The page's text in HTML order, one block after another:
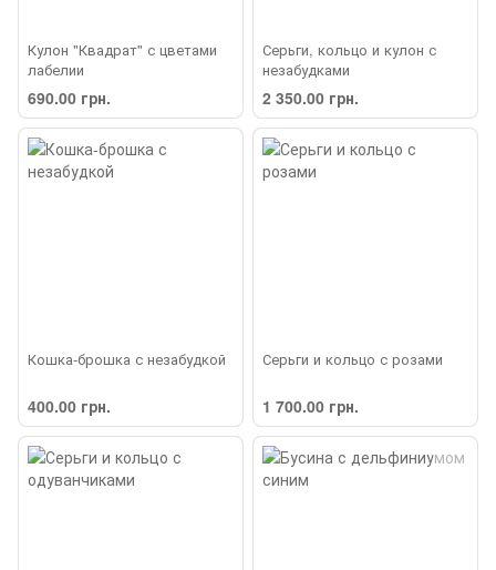
Кулон "Квадрат" с цветами
лабелии
690.00 грн.
Серьги, кольцо и кулон с
незабудками
2 350.00 грн.
Кошка-брошка с незабудкой
400.00 грн.
Серьги и кольцо с розами
1 700.00 грн.